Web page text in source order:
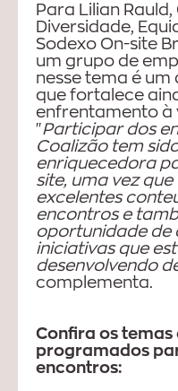
Para Lilian
Diversidade,
Sodexo On-site
um grupo de
nesse tema é
que fortalece
enfrentamento à
"Participar dos
Coalizão tem
enriquecedora
site, uma vez
excelentes
encontros e
oportunidade de
iniciativas que
desenvolvendo
complementa.
Confira os temas
programados
encontros: